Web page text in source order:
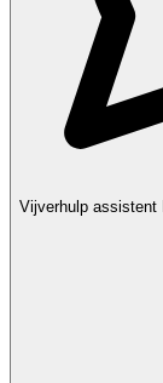
Vijverhulp assistent